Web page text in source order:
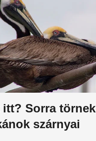
Sorra törnek
szárnyai